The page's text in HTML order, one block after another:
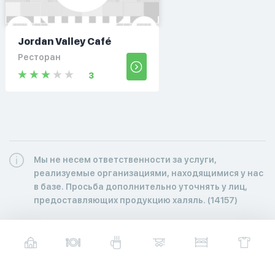
Jordan Valley Café
Ресторан
3
Мы не несем ответственности за услуги,
реализуемые организациями, находящимися у нас
в базе. Просьба дополнительно уточнять у лиц,
предоставляющих продукцию халяль. (14157)